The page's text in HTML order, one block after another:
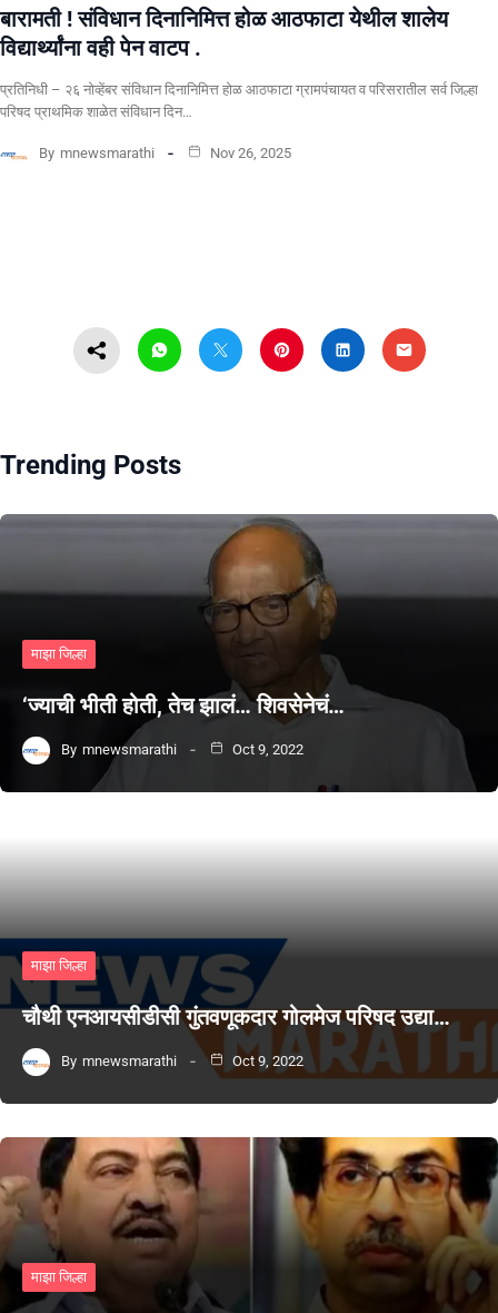
बारामती ! संविधान दिनानिमित्त होळ आठफाटा येथील शालेय
विद्यार्थ्यांना वही पेन वाटप .
प्रतिनिधी – २६ नोव्हेंबर संविधान दिनानिमित्त होळ आठफाटा ग्रामपंचायत व परिसरातील सर्व जिल्हा
परिषद प्राथमिक शाळेत संविधान दिन…
By mnewsmarathi Nov 26, 2025
Trending Posts
माझा जिल्हा
‘ज्याची भीती होती, तेच झालं… शिवसेनेचं…
By mnewsmarathi Oct 9, 2022
माझा जिल्हा
चौथी एनआयसीडीसी गुंतवणूकदार गोलमेज परिषद उद्या…
By mnewsmarathi Oct 9, 2022
माझा जिल्हा